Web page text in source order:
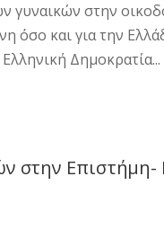
στην
όσο και για την
Δημοκρατία...
στην Επιστήμη-